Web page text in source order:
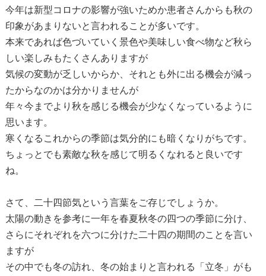
今年は新型コロナの影響が強いためか患者さんからも秋の
印象があまりないと言われることが多いです。
本来であれば色づいていく景色や美味しい食べ物など秋ら
しい楽しみもたくさんありますが
気候の変動が乏しいからか、それとも外に出る機会が減っ
たからなのかは分かりませんが
年々今までより秋を感じる機会が少なくなっているように
思います。
寒くなるこれからの季節は気分的にも暗くなりがちです。
ちょっとでも素敵な秋を感じて明るくなれると良いです
ね。
さて、二十四節気という言葉をご存じでしょうか。
太陽の動きを参考に一年を春夏秋冬の四つの季節に分け、
さらにそれぞれを六つに分けた二十四の期間のことを言い
ますが
その中でも冬の訪れ、冬の始まりと言われる「立冬」がも